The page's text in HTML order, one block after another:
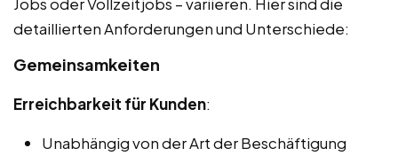
detaillierten Anforderungen und Unterschiede:
Gemeinsamkeiten
Erreichbarkeit für Kunden:
Unabhängig von der Art der Beschäftigung